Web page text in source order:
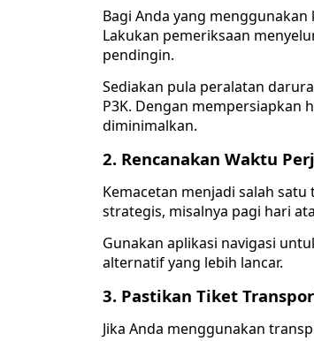
Bagi Anda yang
Lakukan pemeriksaan
pendingin.
Sediakan pula peralatan
P3K. Dengan mempersiapkan
diminimalkan.
2. Rencanakan Waktu
Kemacetan menjadi salah
strategis, misalnya pagi hari
Gunakan aplikasi navigasi
alternatif yang lebih lancar.
3. Pastikan Tiket
Jika Anda menggunakan